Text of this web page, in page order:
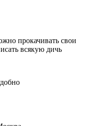
прокачивать свои
всякую дичь